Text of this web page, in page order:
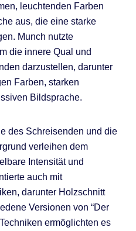
leuchtenden Farben
aus, die eine starke
Munch nutzte
die innere Qual und
darzustellen, darunter
Farben, starken
Bildsprache.
des Schreisenden und die
verleihen dem
Intensität und
auch mit
darunter Holzschnitt
Versionen von “Der
ermöglichten es